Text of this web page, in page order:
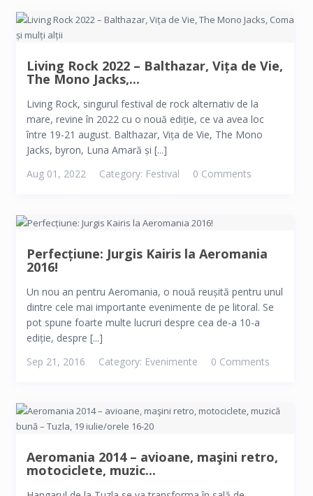
Living Rock 2022 – Balthazar, Vița de Vie,
The Mono Jacks,...
Living Rock, singurul festival de rock alternativ de la
mare, revine în 2022 cu o nouă ediție, ce va avea loc
între 19-21 august. Balthazar, Vița de Vie, The Mono
Jacks, byron, Luna Amară și [...]
Aug 01, 2022
Category: Festival 0 Comments
Perfecțiune: Jurgis Kairis la Aeromania
2016!
Un nou an pentru Aeromania, o nouă reușită pentru unul
dintre cele mai importante evenimente de pe litoral. Se
pot spune foarte multe lucruri despre cea de-a 10-a
ediție, despre [...]
Sep 21, 2016
Category: Evenimente 0 Comments
Aeromania 2014 – avioane, maşini retro,
motociclete, muzic...